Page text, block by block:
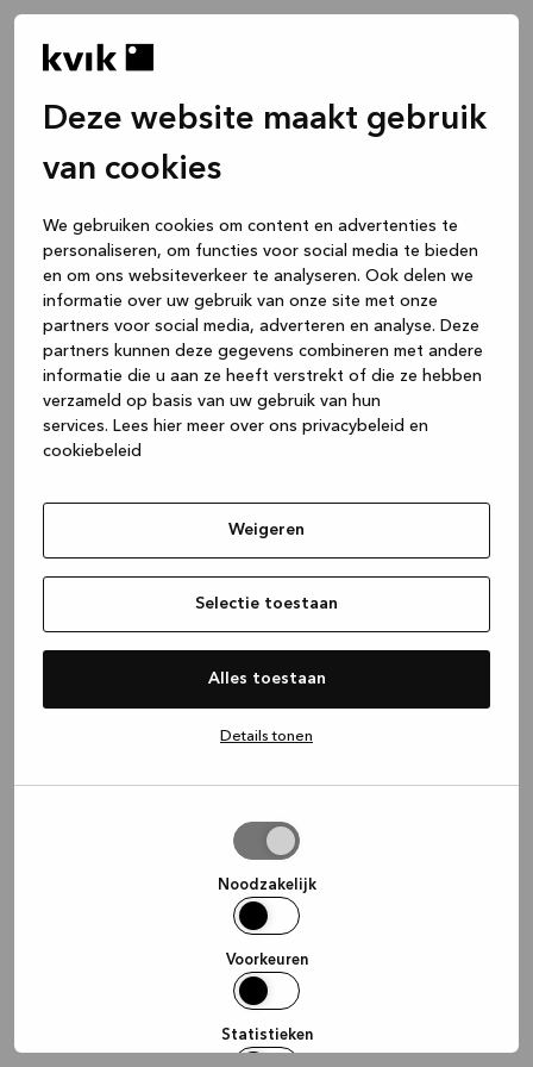
Deze website maakt gebruik
van cookies
We gebruiken cookies om content en advertenties te
personaliseren, om functies voor social media te bieden
en om ons websiteverkeer te analyseren. Ook delen we
informatie over uw gebruik van onze site met onze
partners voor social media, adverteren en analyse. Deze
partners kunnen deze gegevens combineren met andere
informatie die u aan ze heeft verstrekt of die ze hebben
verzameld op basis van uw gebruik van hun
services. Lees hier meer over ons privacybeleid en
cookiebeleid
Weigeren
Selectie toestaan
Alles toestaan
Details tonen
Noodzakelijk
Voorkeuren
Statistieken
(see the browser console for more
information).